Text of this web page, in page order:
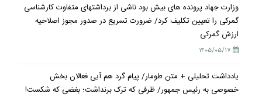
وزارت جهاد پرونده های بیش بود ناشی از برداشتهای متفاوت کارشناسی
گمرکی را تعیین تکلیف کرد/ ضرورت تسریع در صدور مجوز اصلاحیه
ارزش گمرکی
۱۴۰۵/۰۵/۱۷
یادداشت تحلیلی + متن طومار/ پیام گرد هم آیی فعالان بخش
خصوصی به رئیس جمهور/ ظرفی که ترک برنداشت؛ بغضی که شکست!